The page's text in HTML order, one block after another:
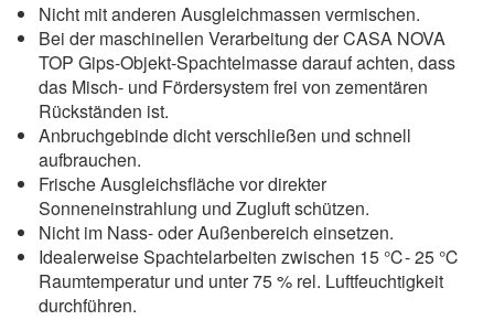
Nicht mit anderen Ausgleichmassen vermischen.
Bei der maschinellen Verarbeitung der CASA NOVA
TOP Gips-Objekt-Spachtelmasse darauf achten, dass
das Misch- und Fördersystem frei von zementären
Rückständen ist.
Anbruchgebinde dicht verschließen und schnell
aufbrauchen.
Frische Ausgleichsfläche vor direkter
Sonneneinstrahlung und Zugluft schützen.
Nicht im Nass- oder Außenbereich einsetzen.
Idealerweise Spachtelarbeiten zwischen 15 ℃- 25 ℃
Raumtemperatur und unter 75 % rel. Luftfeuchtigkeit
durchführen.